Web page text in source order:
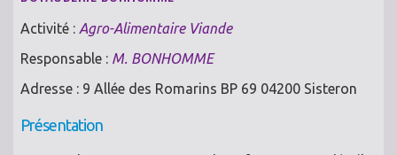
Activité : Agro-Alimentaire Viande
Responsable : M. BONHOMME
Adresse : 9 Allée des Romarins BP 69 04200 Sisteron
Présentation